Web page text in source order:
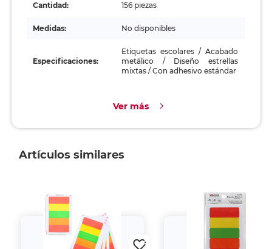
Cantidad: 156 piezas
Medidas: No disponibles
Especificaciones:
Etiquetas escolares / Acabado
metálico / Diseño estrellas
mixtas / Con adhesivo estándar
Ver más
Artículos similares